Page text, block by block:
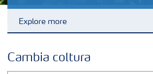
Explore more
Cambia coltura